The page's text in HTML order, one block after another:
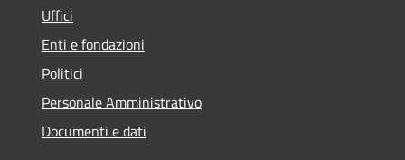
Uffici
Enti e fondazioni
Politici
Personale Amministrativo
Documenti e dati